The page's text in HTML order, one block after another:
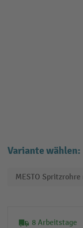
Variante wählen:
8 Arbeitstage